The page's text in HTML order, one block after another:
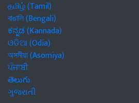
தமிழ் (Tamil)
বাঙালি (Bengali)
ಕನ್ನಡ (Kannada)
ଓଡିଆ (Odia)
অসমীয়া (Asomiya)
ਪੰਜਾਬੀ
తెలుగు
ગુજરાતી